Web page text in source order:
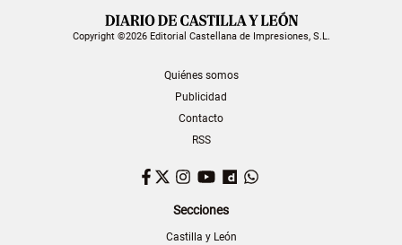
Copyright ©2026 Editorial Castellana de Impresiones, S.L.
Quiénes somos
Publicidad
Contacto
RSS
Facebook
TwitterInstagram
YouTubeDailymotion
Secciones
Castilla y León